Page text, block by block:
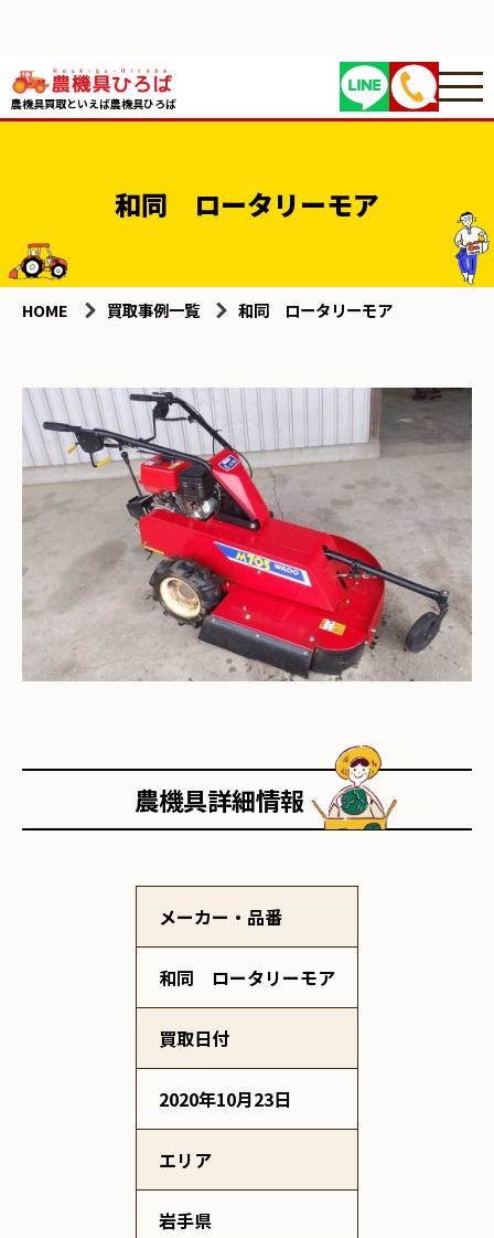
農機具買取といえば農機具ひろば
和同 ロータリーモア
HOME 買取事例一覧 和同 ロータリーモア
農機具詳細情報
メーカー・品番
和同 ロータリーモア
買取日付
2020年10月23日
エリア
岩手県